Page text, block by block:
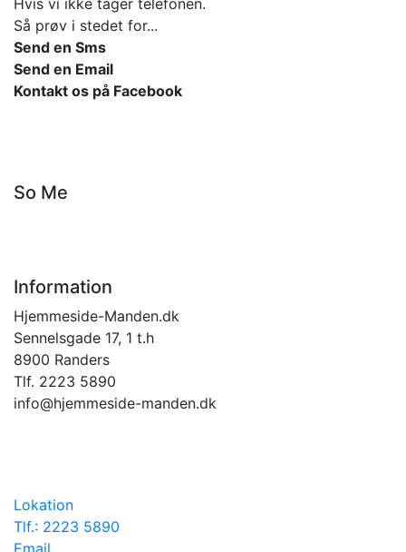
Hvis vi ikke tager telefonen.
Så prøv i stedet for...
Send en Sms
Send en Email
Kontakt os på Facebook
So Me
Information
Hjemmeside-Manden.dk
Sennelsgade 17, 1 t.h
8900 Randers
Tlf. 2223 5890
info@hjemmeside-manden.dk
Lokation
Tlf.: 2223 5890